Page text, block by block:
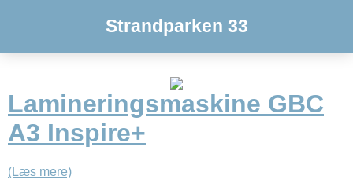
Strandparken 33
Lamineringsmaskine GBC
A3 Inspire+
(Læs mere)